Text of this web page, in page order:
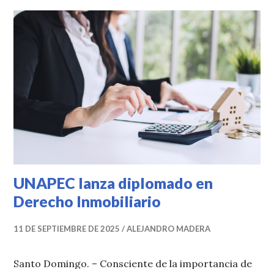
UNAPEC lanza diplomado en
Derecho Inmobiliario
11 DE SEPTIEMBRE DE 2025 ALEJANDRO MADERA
Santo Domingo. – Consciente de la importancia de